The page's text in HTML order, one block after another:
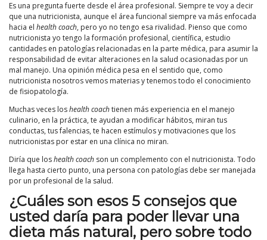
Es una pregunta fuerte desde el área profesional. Siempre te voy a decir
que una nutricionista, aunque el área funcional siempre va más enfocada
hacia el health coach, pero yo no tengo esa rivalidad. Pienso que como
nutricionista yo tengo la formación profesional, científica, estudio
cantidades en patologías relacionadas en la parte médica, para asumir la
responsabilidad de evitar alteraciones en la salud ocasionadas por un
mal manejo. Una opinión médica pesa en el sentido que, como
nutricionista nosotros vemos materias y tenemos todo el conocimiento
de fisiopatología.
Muchas veces loshealth coachtienen más experiencia en el manejo
culinario, en la práctica, te ayudan a modificar hábitos, miran tus
conductas, tus falencias, te hacen estímulos y motivaciones que los
nutricionistas por estar en una clínica no miran.
Diría que loshealth coach son un complemento con el nutricionista. Todo
llega hasta cierto punto, una persona con patologías debe ser manejada
por un profesional de la salud.
¿Cuáles son esos 5 consejos que
usted daría para poder llevar una
dieta más natural, pero sobre todo